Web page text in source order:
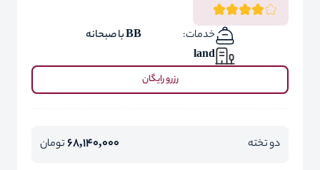
خدمات:
BB با صبحانه
land
رزرو رایگان
دو تخته 68,140,000تومان